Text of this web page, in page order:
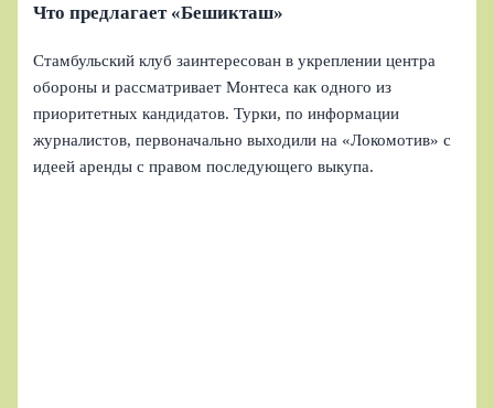
Что предлагает «Бешикташ»
Стамбульский клуб заинтересован в укреплении центра
обороны и рассматривает Монтеса как одного из
приоритетных кандидатов. Турки, по информации
журналистов, первоначально выходили на «Локомотив» с
идеей аренды с правом последующего выкупа.